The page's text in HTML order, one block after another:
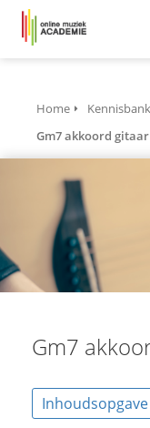
Home Kennisbank
Gm7 akkoord gitaar
Gm7
Inhoudsopgave